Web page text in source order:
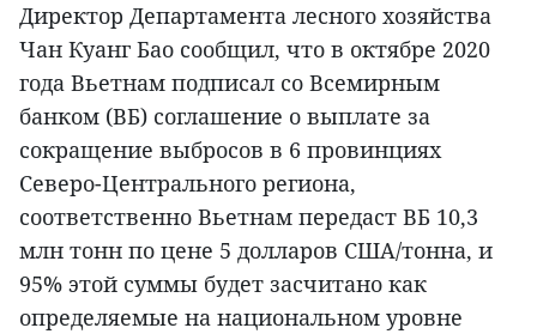
Директор Департамента лесного хозяйства
Чан Куанг Бао сообщил, что в октябре 2020
года Вьетнам подписал со Всемирным
банком (ВБ) соглашение о выплате за
сокращение выбросов в 6 провинциях
Северо-Центрального региона,
соответственно Вьетнам передаст ВБ 10,3
млн тонн по цене 5 долларов США/тонна, и
95% этой суммы будет засчитано как
определяемые на национальном уровне